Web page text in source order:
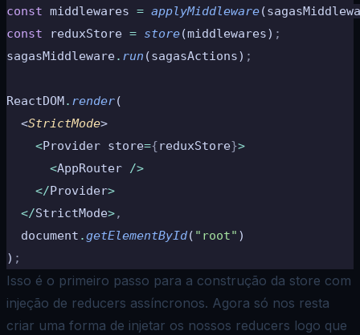
const middlewares = applyMiddleware
const reduxStore = store(middlewares) ;
sagasMiddleware. run (sagasActions) ;
ReactDOM. render(
  <
StrictMode>
    <
Provider store={reduxStore}>
      <
AppRouter />
    </
Provider>
  </
StrictMode>,
  document
.getElementById( "root" )
) ;
Isso é o primeiro passo para a construção da store com
injeção de reducers assíncronos. Agora só nos resta
criar uma forma de injetar os nossos reducers logo que